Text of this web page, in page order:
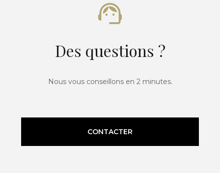
Des questions ?
Nous vous conseillons en 2 minutes.
CONTACTER